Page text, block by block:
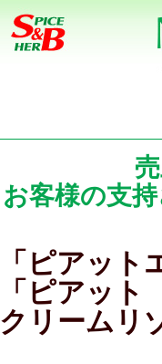
お客様の支
「ピアット
「ピアッ
クリームリ